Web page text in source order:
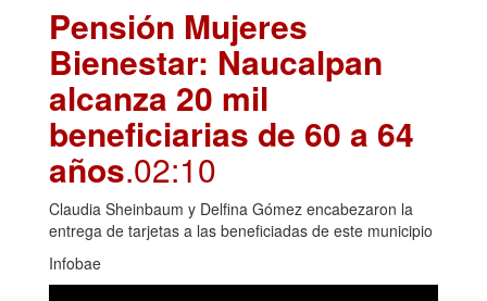
Pensión Mujeres
Bienestar: Naucalpan
alcanza 20 mil
beneficiarias de 60 a 64
años.02:10
Claudia Sheinbaum y Delfina Gómez encabezaron la
entrega de tarjetas a las beneficiadas de este municipio
Infobae